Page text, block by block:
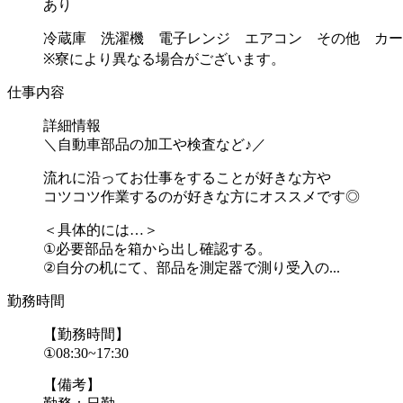
あり
冷蔵庫 洗濯機 電子レンジ エアコン その他 カー
※寮により異なる場合がございます。
仕事内容
詳細情報
＼自動車部品の加工や検査など♪／
流れに沿ってお仕事をすることが好きな方や
コツコツ作業するのが好きな方にオススメです◎
＜具体的には…＞
①必要部品を箱から出し確認する。
②自分の机にて、部品を測定器で測り受入の...
勤務時間
【勤務時間】
①08:30~17:30
【備考】